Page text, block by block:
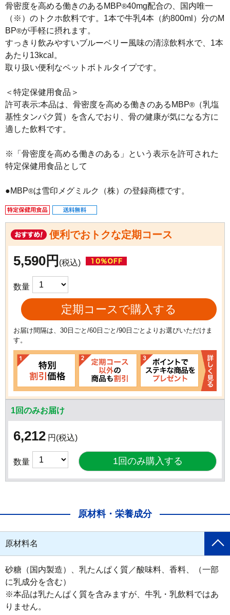
骨密度を高める働きのあるMBP®40mg配合の、国内唯一
（※）のトクホ飲料です。1本で牛乳4本（約800ml）分のM
BP®が手軽に摂れます。
すっきり飲みやすいブルーベリー風味の清涼飲料水で、1本
あたり13kcal。
取り扱い便利なペットボトルタイプです。
＜特定保健用食品＞
許可表示:本品は、骨密度を高める働きのあるMBP® （乳塩
基性タンパク質）を含んでおり、骨の健康が気になる方に
適した飲料です。
※「骨密度を高める働きのある」という表示を許可された
特定保健用食品として
●MBP®
便利でおトクな定期コース
5,590円 (税込)
数量
定期コースで購入する
お届け間隔は、30日ごと/60日ごと/90日ごとよりお選びいただけま
す。
1回のみお届け
6,212 円 (税込)
数量
原材料・栄養成分
原材料名
砂糖（国内製造）、乳たんぱく質／酸味料、香料、（一部
に乳成分を含む）
※本品は乳たんぱく質を含みますが、牛乳・乳飲料ではあ
りません。